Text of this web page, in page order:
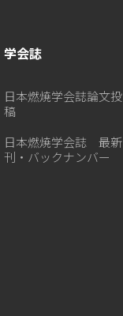
学会誌
日本燃焼学会誌論文投
稿
日本燃焼学会誌 最新
刊・バックナンバー